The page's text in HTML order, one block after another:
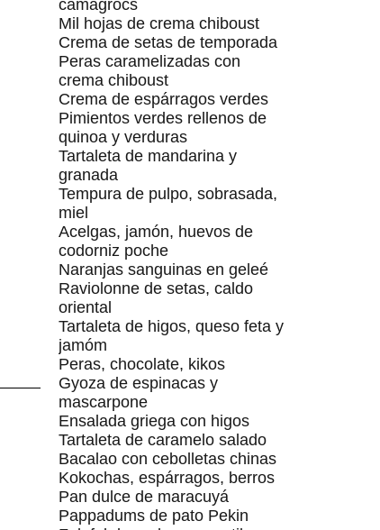
camagrocs
Mil hojas de crema chiboust
Crema de setas de temporada
Peras caramelizadas con
crema chiboust
Crema de espárragos verdes
Pimientos verdes rellenos de
quinoa y verduras
Tartaleta de mandarina y
granada
Tempura de pulpo, sobrasada,
miel
Acelgas, jamón, huevos de
codorniz poche
Naranjas sanguinas en geleé
Raviolonne de setas, caldo
oriental
Tartaleta de higos, queso feta y
jamóm
Peras, chocolate, kikos
Gyoza de espinacas y
mascarpone
Ensalada griega con higos
Tartaleta de caramelo salado
Bacalao con cebolletas chinas
Kokochas, espárragos, berros
Pan dulce de maracuyá
Pappadums de pato Pekin